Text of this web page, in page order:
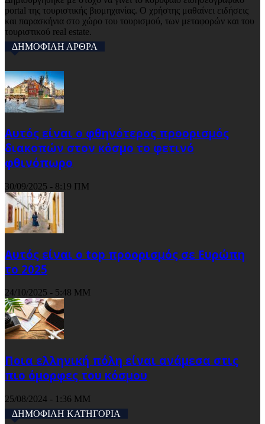
portal της τουριστικής βιομηχανίας. Ο χρήστης μαθαίνει ειδήσεις
και παρασκήνια στο χώρο του τουρισμού, των μεταφορών και του
τουριστικού real estate.
ΔΗΜΟΦΙΛΗ ΑΡΘΡΑ
Αυτός είναι ο φθηνότερος προορισμός
διακοπών στον κόσμο το φετινό
φθινόπωρο
30/09/2025 - 8:19 ΠΜ
Αυτός είναι ο top προορισμός σε Ευρώπη
το 2025
24/10/2025 - 5:48 ΜΜ
Ποια ελληνική πόλη είναι ανάμεσα στις
πιο όμορφες του κόσμου
25/08/2024 - 1:36 ΜΜ
ΔΗΜΟΦΙΛΗ ΚΑΤΗΓΟΡΙΑ